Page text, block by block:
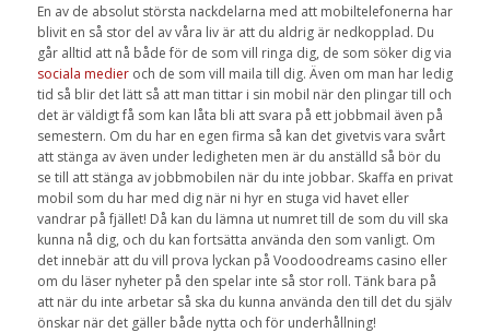
En av de absolut största nackdelarna med att mobiltelefonerna har
blivit en så stor del av våra liv är att du aldrig är nedkopplad. Du
går alltid att nå både för de som vill ringa dig, de som söker dig via
sociala medieroch de som vill maila till dig. Även om man har ledig
tid så blir det lätt så att man tittar i sin mobil när den plingar till och
det är väldigt få som kan låta bli att svara på ett jobbmail även på
semestern. Om du har en egen firma så kan det givetvis vara svårt
att stänga av även under ledigheten men är du anställd så bör du
se till att stänga av jobbmobilen när du inte jobbar. Skaffa en privat
mobil som du har med dig när ni hyr en stuga vid havet eller
vandrar på fjället! Då kan du lämna ut numret till de som du vill ska
kunna nå dig, och du kan fortsätta använda den som vanligt. Om
det innebär att du vill prova lyckan på Voodoodreams casino eller
om du läser nyheter på den spelar inte så stor roll. Tänk bara på
att när du inte arbetar så ska du kunna använda den till det du själv
önskar när det gäller både nytta och för underhållning!